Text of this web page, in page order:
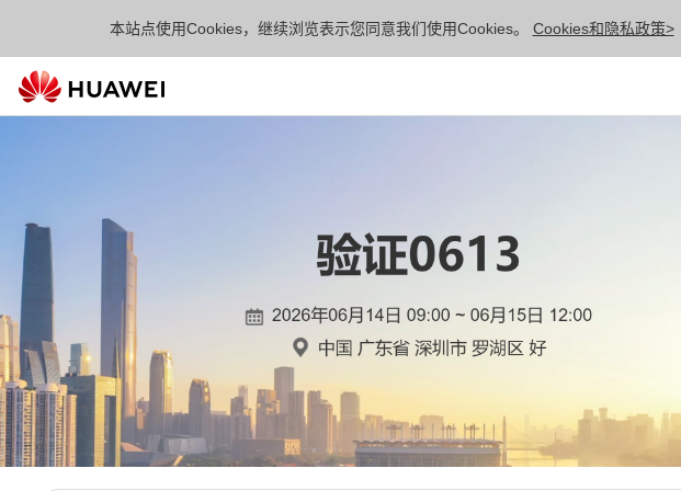
本站点使用Cookies，继续浏览表示您同意我们使用Cookies。 Cookies和隐私政策>